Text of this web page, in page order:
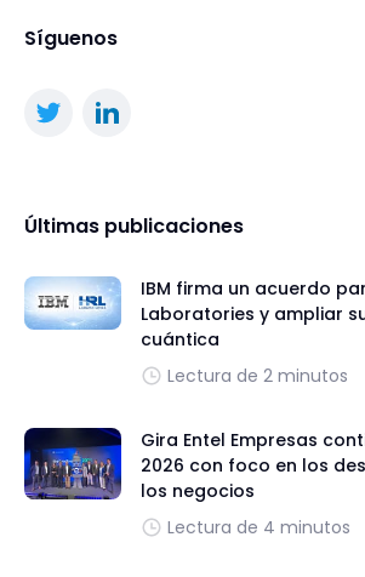
Síguenos
Últimas publicaciones
IBM firma un acuerdo
Laboratories y ampliar
cuántica
Lectura de 2 minutos
Gira Entel Empresas
2026 con foco en los
los negocios
Lectura de 4 minutos